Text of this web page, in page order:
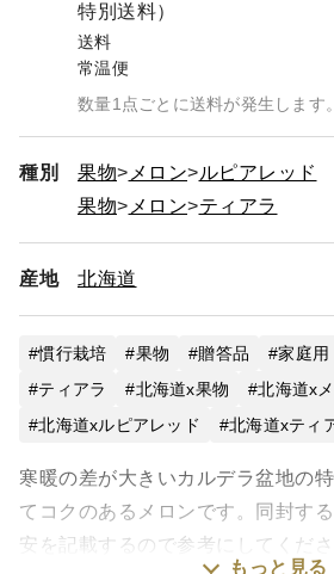
特別送料）
送料
常温便
数量1点ごとに送料が発生します。
種別 果物 メロン
ルピアレッド
果物
メロン ティアラ
産地 北海道
慣行栽培 果物 贈答品 家庭用
ティアラ
北海道x果物
北海道x
北海道xルピアレッド
北海道xティ
寒暖の差が大きいカルデラ盆地の
てコクのあるメロンです。同封す
安を記載するので参考にしてくださ
もっと見る